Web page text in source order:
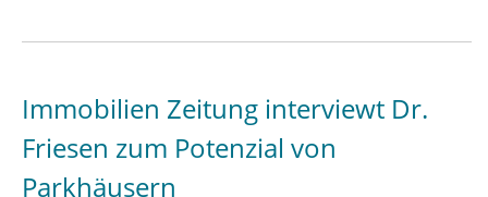
–
jetzt
Immobilien Zeitung interviewt Dr.
Friesen zum Potenzial von
Parkhäusern